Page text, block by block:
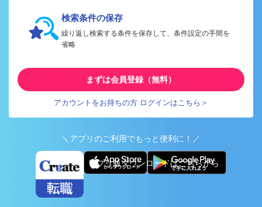
検索条件の保存
繰り返し検索する条件を保存して、条件設定の手間を
省略
まずは会員登録（無料）
アカウントをお持ちの方 ログインはこちら＞
＼アプリのご利用でもっと便利に！／
アプリ版ダウンロードはこちらから